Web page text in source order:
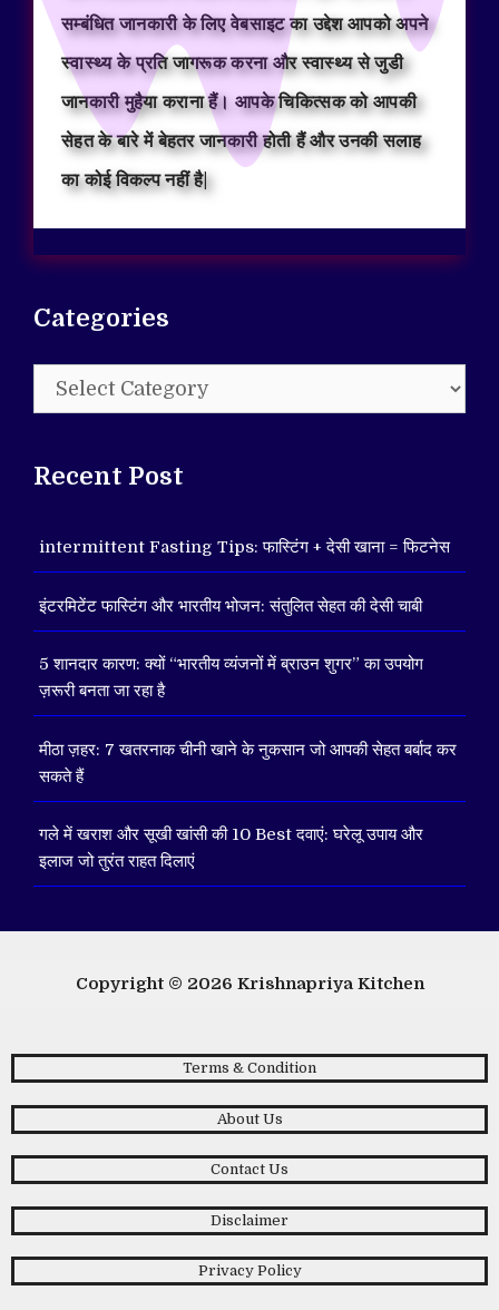
सम्बंधित जानकारी के लिए वेबसाइट का उद्देश आपको अपने
स्वास्थ्य के प्रति जागरूक करना और स्वास्थ्य से जुडी
जानकारी मुहैया कराना हैं। आपके चिकित्सक को आपकी
सेहत के बारे में बेहतर जानकारी होती हैं और उनकी सलाह
का कोई विकल्प नहीं है|
Categories
Categories
Recent Post
intermittent Fasting Tips: फास्टिंग + देसी खाना = फिटनेस
इंटरमिटेंट फास्टिंग और भारतीय भोजन: संतुलित सेहत की देसी चाबी
5 शानदार कारण: क्यों “भारतीय व्यंजनों में ब्राउन शुगर” का उपयोग
ज़रूरी बनता जा रहा है
मीठा ज़हर: 7 खतरनाक चीनी खाने के नुकसान जो आपकी सेहत बर्बाद कर
सकते हैं
गले में खराश और सूखी खांसी की 10 Best दवाएं: घरेलू उपाय और
इलाज जो तुरंत राहत दिलाएं
Copyright © 2026 Krishnapriya Kitchen
Terms & Condition
About Us
Contact Us
Disclaimer
Privacy Policy